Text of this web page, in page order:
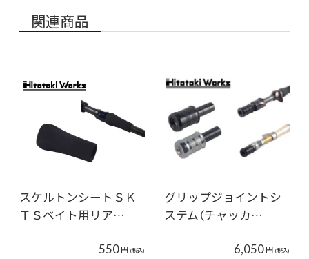
関連商品
スケルトンシートＳＫ
ＴＳベイト用リア…
550円 (税込)
グリップジョイントシ
ステム（チャッカ…
6,050円 (税込)